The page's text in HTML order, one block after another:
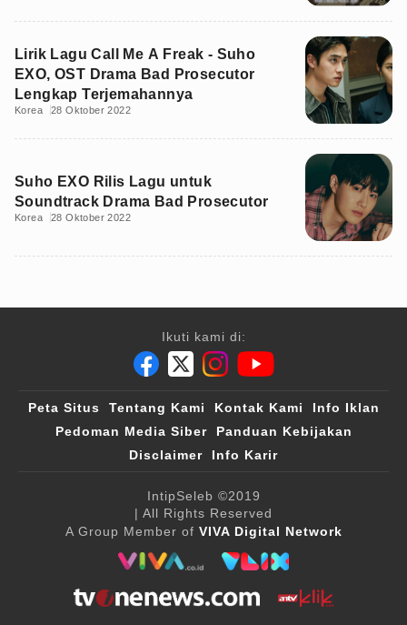
Lirik Lagu Call Me A Freak - Suho
EXO, OST Drama Bad Prosecutor
Lengkap Terjemahannya
Korea 28 Oktober 2022
Suho EXO Rilis Lagu untuk
Soundtrack Drama Bad Prosecutor
Korea 28 Oktober 2022
Ikuti kami di:
Peta Situs Tentang Kami Kontak Kami
Info Iklan
Pedoman Media Siber
Panduan Kebijakan
Disclaimer
Info Karir
IntipSeleb ©2019
| All Rights Reserved
A Group Member of VIVA Digital Network